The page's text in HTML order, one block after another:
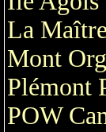
La
Mont
Plémont
POW